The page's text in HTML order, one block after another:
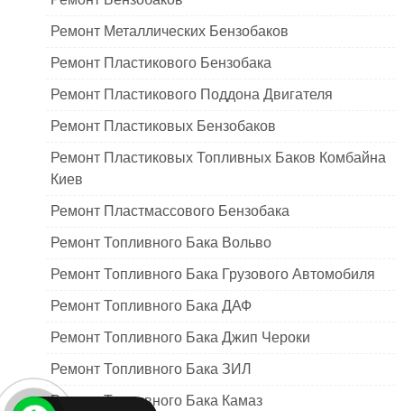
Ремонт Металлических Бензобаков
Ремонт Пластикового Бензобака
Ремонт Пластикового Поддона Двигателя
Ремонт Пластиковых Бензобаков
Ремонт Пластиковых Топливных Баков Комбайна
Киев
Ремонт Пластмассового Бензобака
Ремонт Топливного Бака Вольво
Ремонт Топливного Бака Грузового Автомобиля
Ремонт Топливного Бака ДАФ
Ремонт Топливного Бака Джип Чероки
Ремонт Топливного Бака ЗИЛ
Ремонт Топливного Бака Камаз